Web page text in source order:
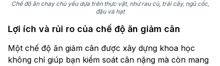
Chế độ ăn chay chủ yếu dựa trên thực vật, như rau củ, trái cây, ngũ cốc,
đậu và hạt
Lợi ích và rủi ro của chế độ ăn giảm cân
Một chế độ ăn giảm cân được xây dựng khoa học
không chỉ giúp bạn kiểm soát cân nặng mà còn mang